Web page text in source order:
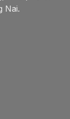
Nai.